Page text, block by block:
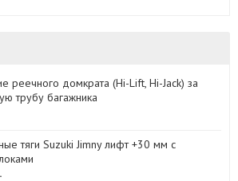
реечного домкрата (Hi-Lift, Hi-Jack) за
трубу багажника
тяги Suzuki Jimny лифт +30 мм с